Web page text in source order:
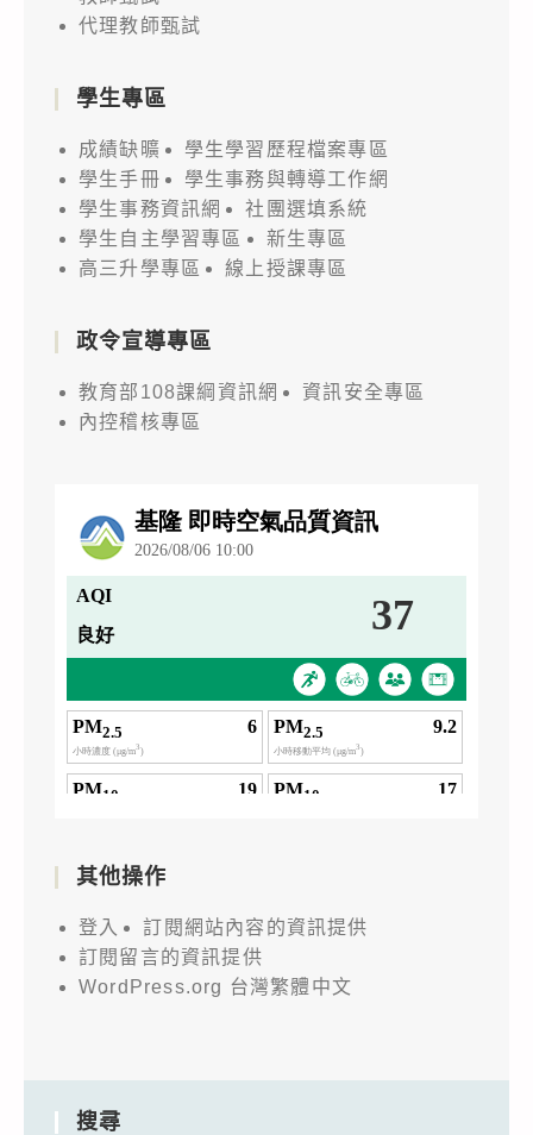
代理教師甄試
學生專區
成績缺曠
學生學習歷程檔案專區
學生手冊
學生事務與轉導工作網
學生事務資訊網
社團選填系統
學生自主學習專區
新生專區
高三升學專區
線上授課專區
政令宣導專區
教育部108課綱資訊網
資訊安全專區
內控稽核專區
其他操作
登入
訂閱網站內容的資訊提供
訂閱留言的資訊提供
WordPress.org 台灣繁體中文
搜尋